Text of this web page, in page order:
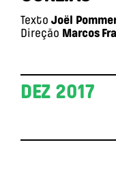
Texto Joël
Direção Marcos
DEZ 2017